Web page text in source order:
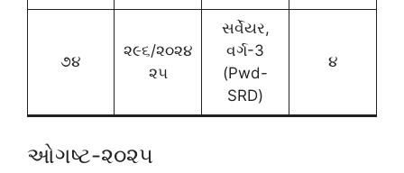
૭૪
૨૯૬/૨૦૨૪
૨૫
સર્વેયર,
વર્ગ-3
(Pwd-
SRD)
૪
ઓગષ્ટ-૨૦૨૫